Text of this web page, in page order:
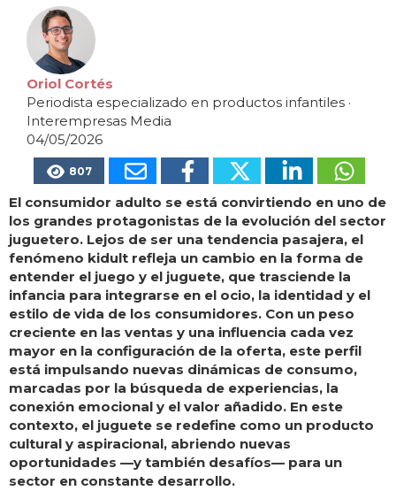
Oriol Cortés
Periodista especializado en productos infantiles ·
Interempresas Media
04/05/2026
807
El consumidor adulto se está convirtiendo en uno de
los grandes protagonistas de la evolución del sector
juguetero. Lejos de ser una tendencia pasajera, el
fenómeno kidult refleja un cambio en la forma de
entender el juego y el juguete, que trasciende la
infancia para integrarse en el ocio, la identidad y el
estilo de vida de los consumidores. Con un peso
creciente en las ventas y una influencia cada vez
mayor en la configuración de la oferta, este perfil
está impulsando nuevas dinámicas de consumo,
marcadas por la búsqueda de experiencias, la
conexión emocional y el valor añadido. En este
contexto, el juguete se redefine como un producto
cultural y aspiracional, abriendo nuevas
oportunidades —y también desafíos— para un
sector en constante desarrollo.